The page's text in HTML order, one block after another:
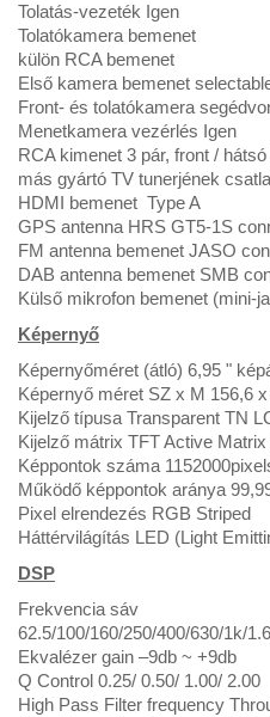
Tolatás-vezeték Igen
Tolatókamera bemenet
külön RCA bemenet
Első kamera bemenet
Front- és tolatókamera
Menetkamera vezérlés Igen
RCA kimenet 3 pár, front /
más gyártó TV tunerjének
HDMI bemenet Type A
GPS antenna HRS GT5-1S
FM antenna bemenet JASO
DAB antenna bemenet SMB
Külső mikrofon bemenet (mini-
Képernyő
Képernyőméret (átló) 6,95 "
Képernyő méret SZ x M 156,6
Kijelző típusa Transparent TN
Kijelző mátrix TFT Active
Képpontok száma
Működő képpontok aránya
Pixel elrendezés RGB Striped
Háttérvilágítás LED (Light
DSP
Frekvencia sáv
62.5/100/160/250/400/630/1k/
Ekvalézer gain –9db ~ +9db
Q Control 0.25/ 0.50/ 1.00/ 2.00
High Pass Filter frequency